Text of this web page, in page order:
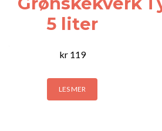
5 liter
kr119
LES MER